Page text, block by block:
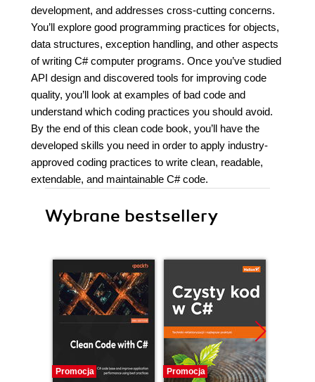
development, and addresses cross-cutting concerns.
You’ll explore good programming practices for objects,
data structures, exception handling, and other aspects
of writing C# computer programs. Once you’ve studied
API design and discovered tools for improving code
quality, you’ll look at examples of bad code and
understand which coding practices you should avoid.
By the end of this clean code book, you’ll have the
developed skills you need in order to apply industry-
approved coding practices to write clean, readable,
extendable, and maintainable C# code.
Wybrane bestsellery
Promocja Promocja